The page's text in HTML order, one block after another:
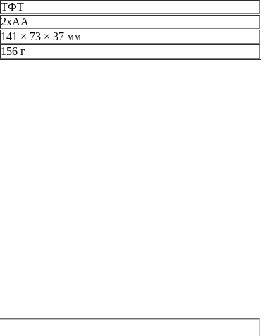
ТФТ
2хАА
141 × 73 × 37 мм
156 г